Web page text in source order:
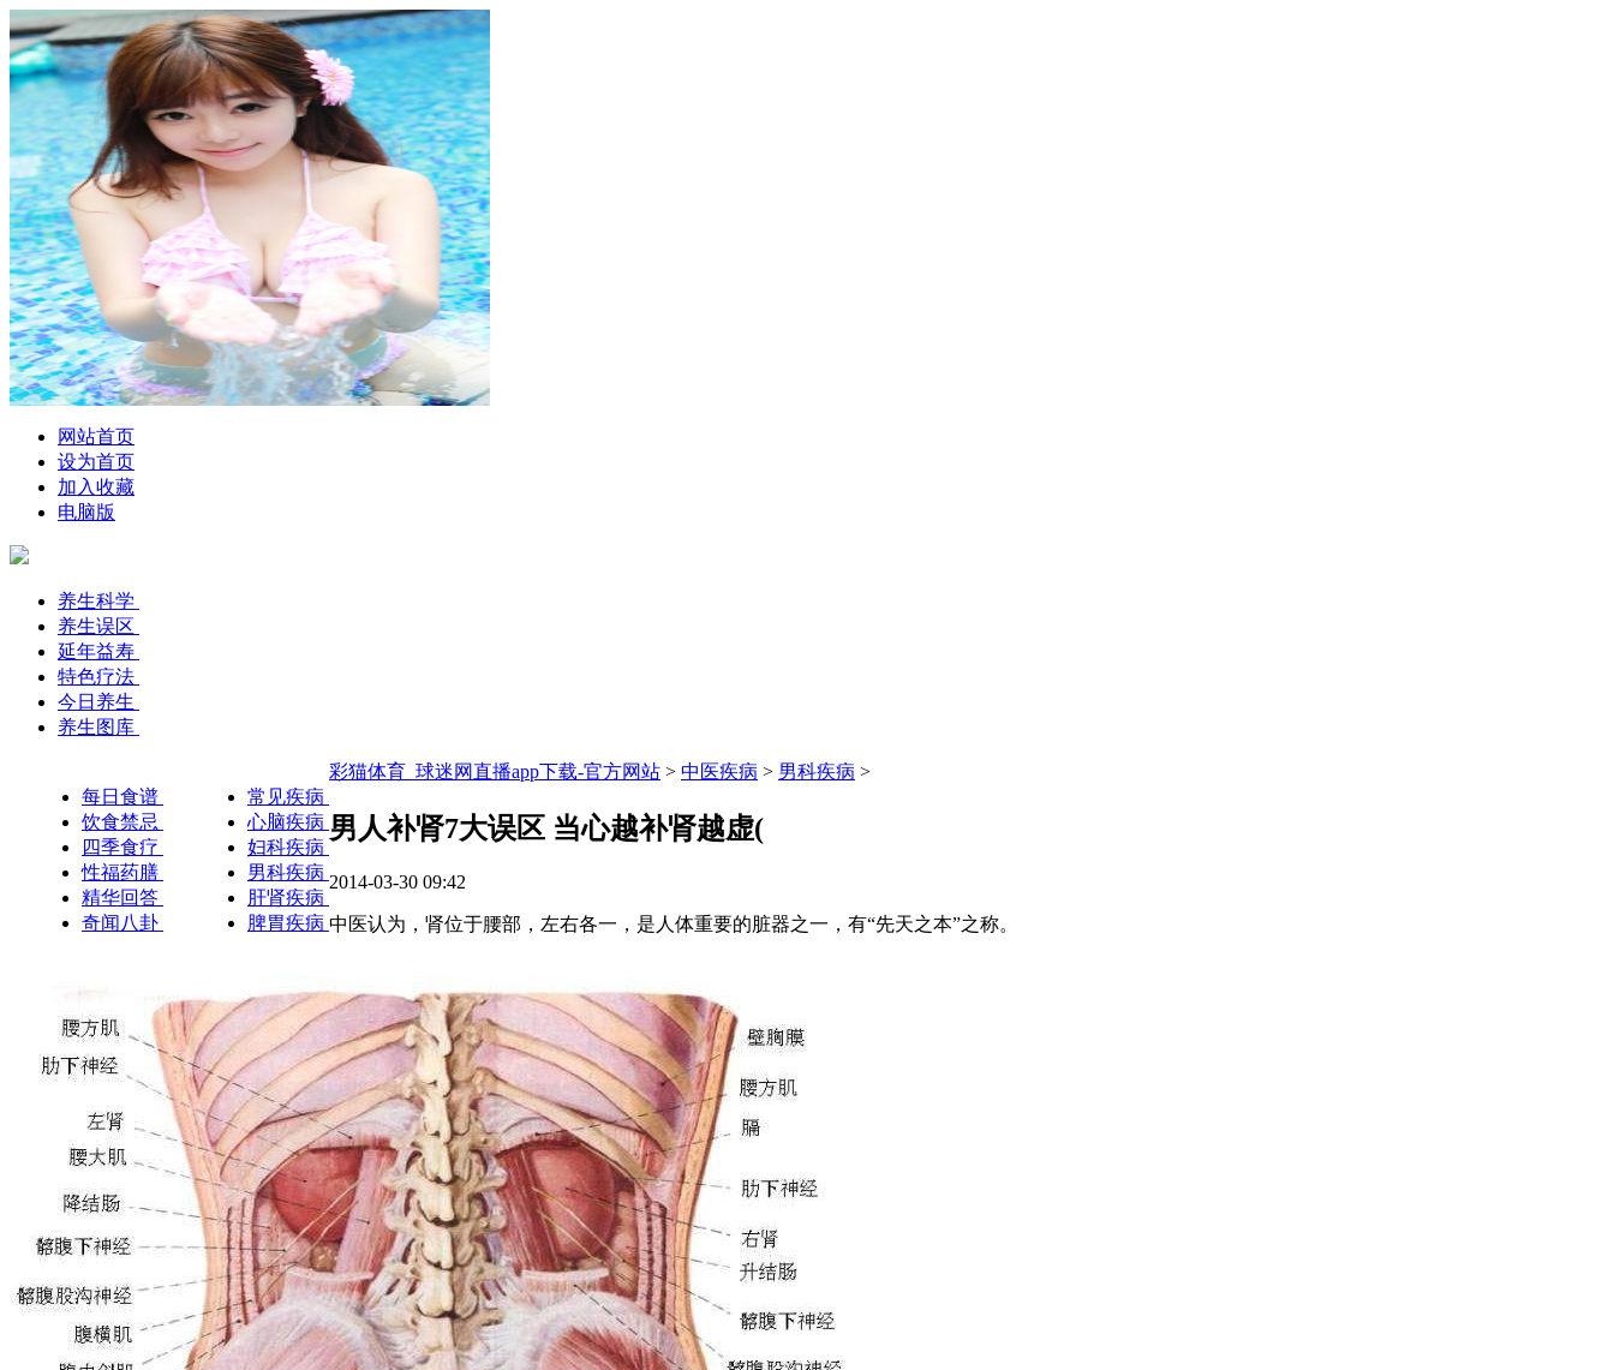
网站首页
设为首页
加入收藏
电脑版
养生科学
养生误区
延年益寿
特色疗法
今日养生
养生图库
每日食谱
饮食禁忌
四季食疗
性福药膳
精华回答
奇闻八卦
常见疾病
心脑疾病
妇科疾病
男科疾病
肝肾疾病
脾胃疾病
彩猫体育_球迷网直播app下载-官方网站 > 中医疾病 > 男科疾病 >
男人补肾7大误区 当心越补肾越虚(
2014-03-30 09:42
中医认为，肾位于腰部，左右各一，是人体重要的脏器之一，有“先天之本”之称。